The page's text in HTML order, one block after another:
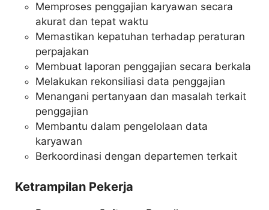
Memproses penggajian karyawan secara
akurat dan tepat waktu
Memastikan kepatuhan terhadap peraturan
perpajakan
Membuat laporan penggajian secara berkala
Melakukan rekonsiliasi data penggajian
Menangani pertanyaan dan masalah terkait
penggajian
Membantu dalam pengelolaan data
karyawan
Berkoordinasi dengan departemen terkait
Ketrampilan Pekerja